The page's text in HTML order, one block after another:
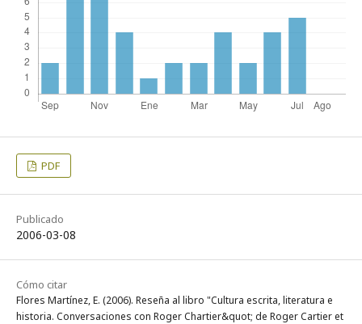
PDF
Publicado
2006-03-08
Cómo citar
Flores Martínez, E. (2006). Reseña al libro "Cultura escrita, literatura e
historia. Conversaciones con Roger Chartier&quot; de Roger Cartier et